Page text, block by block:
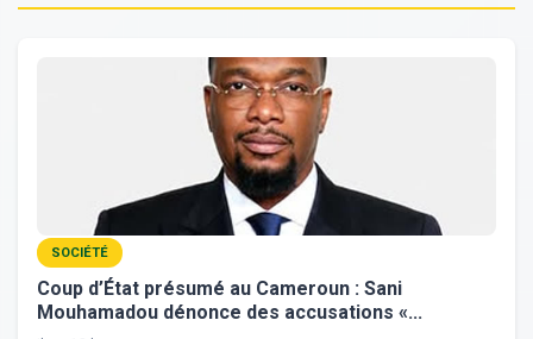
SOCIÉTÉ
Coup d’État présumé au Cameroun : Sani
Mouhamadou dénonce des accusations «...